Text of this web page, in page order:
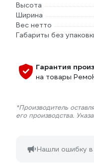
Высота
Ширина
Вес нетто
Габариты без
Гарантия
на товары
*Производитель
его производства.
Нашли ошибку в